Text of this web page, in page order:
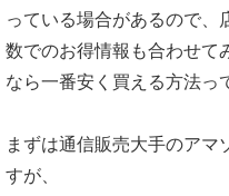
っている場合があるので、
数でのお得情報も合わせて
なら一番安く買える方法っ
まずは通信販売大手のアマ
すが、